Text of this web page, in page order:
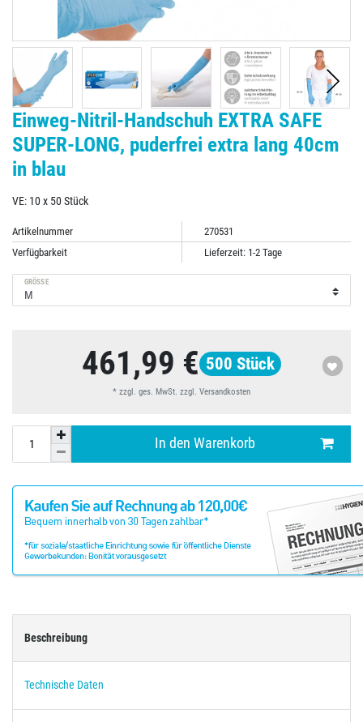
Einweg-Nitril-Handschuh EXTRA SAFE
SUPER-LONG, puderfrei extra lang 40cm
in blau
VE: 10 x 50 Stück
Artikelnummer
270531
Verfügbarkeit
Lieferzeit: 1-2 Tage
GRÖSSE
461,99 € 500 Stück
* zzgl. ges. MwSt. zzgl. Versandkosten
In den Warenkorb
Beschreibung
Technische Daten